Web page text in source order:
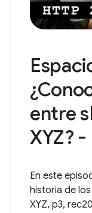
entre
XYZ?
En este
historia de
XYZ, p3,